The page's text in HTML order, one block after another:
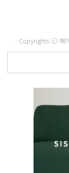
- Copyrights ⓒ 메